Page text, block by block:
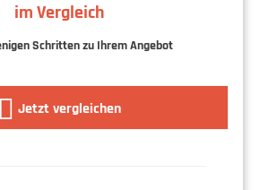
im Vergleich
Schritten zu Ihrem Angebot
Jetzt vergleichen